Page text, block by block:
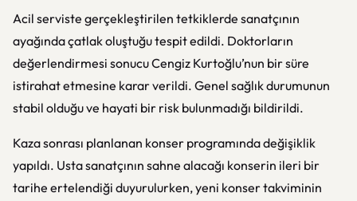
Acil serviste gerçekleştirilen tetkiklerde sanatçının
ayağında çatlak oluştuğu tespit edildi. Doktorların
değerlendirmesi sonucu Cengiz Kurtoğlu’nun bir süre
istirahat etmesine karar verildi. Genel sağlık durumunun
stabil olduğu ve hayati bir risk bulunmadığı bildirildi.
Kaza sonrası planlanan konser programında değişiklik
yapıldı. Usta sanatçının sahne alacağı konserin ileri bir
tarihe ertelendiği duyurulurken, yeni konser takviminin